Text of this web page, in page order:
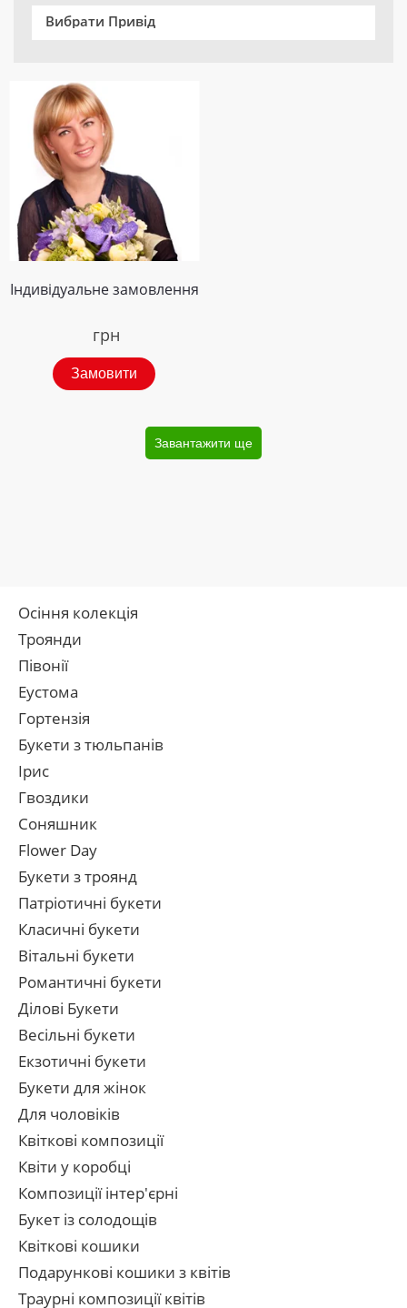
Вибрати Привід
Індивідуальне замовлення
грн
Замовити
Завантажити ще
Осіння колекція
Троянди
Півонії
Еустома
Гортензія
Букети з тюльпанів
Ірис
Гвоздики
Соняшник
Flower Day
Букети з троянд
Патріотичні букети
Класичні букети
Вітальні букети
Романтичні букети
Ділові Букети
Весільні букети
Екзотичні букети
Букети для жінок
Для чоловіків
Квіткові композиції
Квіти у коробці
Композиції інтер'єрні
Букет із солодощів
Квіткові кошики
Подарункові кошики з квітів
Траурні композиції квітів